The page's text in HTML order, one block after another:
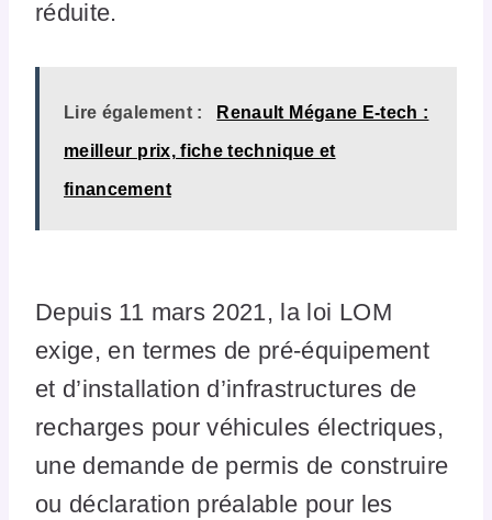
réduite.
Lire également : Renault Mégane E-tech :
meilleur prix, fiche technique et
financement
Depuis 11 mars 2021, la loi LOM
exige, en termes de pré-équipement
et d’installation d’infrastructures de
recharges pour véhicules électriques,
une demande de permis de construire
ou déclaration préalable pour les